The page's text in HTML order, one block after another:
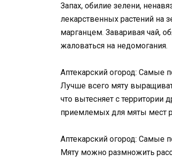
Запах, обилие зелени,
лекарственных растений на
марганцем. Заваривая чай,
жаловаться на недомогания.
Аптекарский огород: Самые
Лучше всего мяту
что вытесняет с территории
приемлемых для мяты мест
Аптекарский огород: Самые
Мяту можно размножить